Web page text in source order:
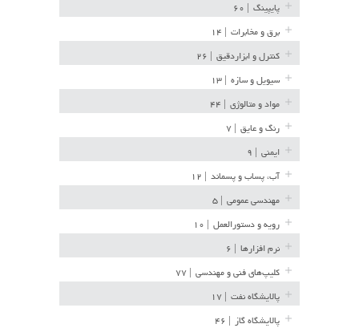
پایپینگ
برق و مخابرات
کنترل و ابزاردقیق
سیویل و سازه
مواد و متالوژی
رنگ و عایق
ایمنی
آب، پساب و پسماند
مهندسی عمومی
رویه و دستورالعمل
نرم افزارها
کلیپ‌های فنی و مهندسی
پالایشگاه نفت
پالایشگاه گاز